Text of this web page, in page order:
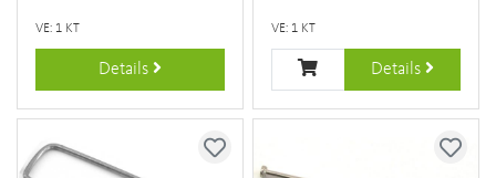
VE: 1 KT
Details
VE: 1 KT
Details